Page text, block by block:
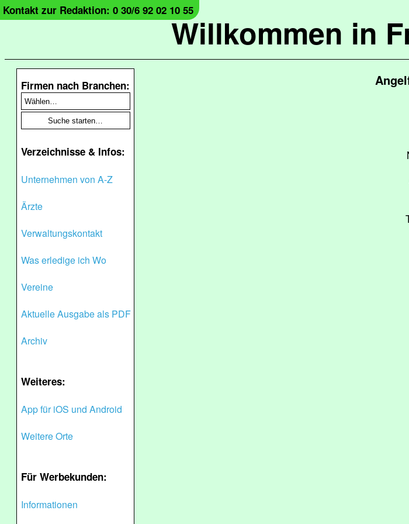
Willkommen in
Kontakt zur Redaktion: 0 30/6 92 02 10 55
Firmen nach Branchen:
Verzeichnisse & Infos:
Unternehmen von A-Z
Ärzte
Verwaltungskontakt
Was erledige ich Wo
Vereine
Aktuelle Ausgabe als PDF
Archiv
Weiteres:
App für iOS und Android
Weitere Orte
Für Werbekunden:
Informationen